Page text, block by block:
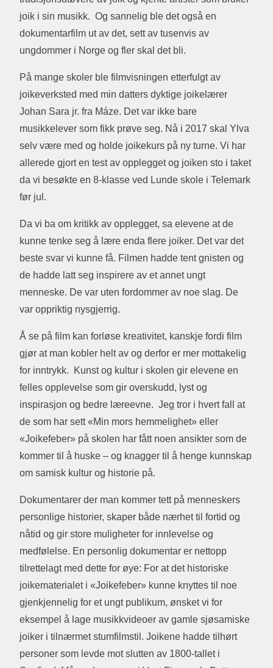
joik i sin musikk. Og sannelig ble det også en
dokumentarfilm ut av det, sett av tusenvis av
ungdommer i Norge og fler skal det bli.
På mange skoler ble filmvisningen etterfulgt av
joikeverksted med min datters dyktige joikelærer
Johan Sara jr. fra Máze. Det var ikke bare
musikkelever som fikk prøve seg. Nå i 2017 skal Ylva
selv være med og holde joikekurs på ny turne. Vi har
allerede gjort en test av opplegget og joiken sto i taket
da vi besøkte en 8-klasse ved Lunde skole i Telemark
før jul.
Da vi ba om kritikk av opplegget, sa elevene at de
kunne tenke seg å lære enda flere joiker. Det var det
beste svar vi kunne få. Filmen hadde tent gnisten og
de hadde latt seg inspirere av et annet ungt
menneske. De var uten fordommer av noe slag. De
var oppriktig nysgjerrig.
Å se på film kan forløse kreativitet, kanskje fordi film
gjør at man kobler helt av og derfor er mer mottakelig
for inntrykk. Kunst og kultur i skolen gir elevene en
felles opplevelse som gir overskudd, lyst og
inspirasjon og bedre læreevne. Jeg tror i hvert fall at
de som har sett «Min mors hemmelighet» eller
«Joikefeber» på skolen har fått noen ansikter som de
kommer til å huske – og knagger til å henge kunnskap
om samisk kultur og historie på.
Dokumentarer der man kommer tett på menneskers
personlige historier, skaper både nærhet til fortid og
nåtid og gir store muligheter for innlevelse og
medfølelse. En personlig dokumentar er nettopp
tilrettelagt med dette for øye: For at det historiske
joikematerialet i «Joikefeber» kunne knyttes til noe
gjenkjennelig for et ungt publikum, ønsket vi for
eksempel å lage musikkvideoer av gamle sjøsamiske
joiker i tilnærmet stumfilmstil. Joikene hadde tilhørt
personer som levde mot slutten av 1800-tallet i